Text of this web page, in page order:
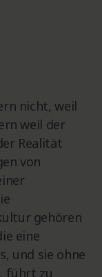
nicht, weil
weil der
Realität
von
gehören
eine
und sie ohne
führt zu